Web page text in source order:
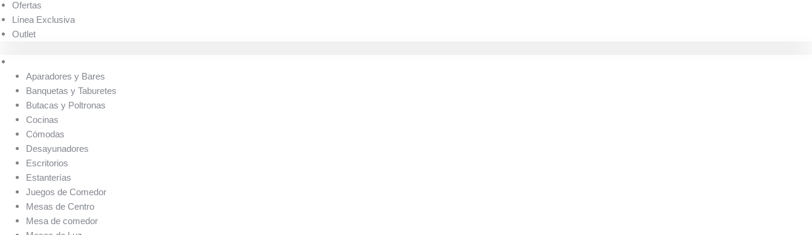
Ofertas
Línea Exclusiva
Outlet
Aparadores y Bares
Banquetas y Taburetes
Butacas y Poltronas
Cocinas
Cómodas
Desayunadores
Escritorios
Estanterías
Juegos de Comedor
Mesas de Centro
Mesa de comedor